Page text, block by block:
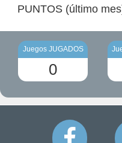
PUNTOS (último
Juegos JUGADOS
0